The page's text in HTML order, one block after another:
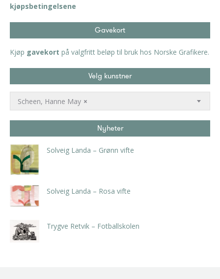
kjøpsbetingelsene
Gavekort
Kjøp gavekort på valgfritt beløp til bruk hos Norske Grafikere.
Velg kunstner
×
Scheen, Hanne May
Nyheter
Solveig Landa – Grønn vifte
Solveig Landa – Rosa vifte
Trygve Retvik – Fotballskolen